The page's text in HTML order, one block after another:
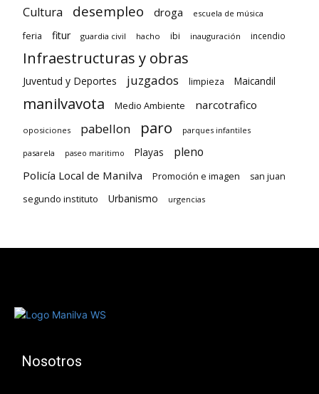
Cultura desempleo droga escuela de música
feria fitur guardia civil hacho ibi inauguración incendio
Infraestructuras y obras
Juventud y Deportes juzgados limpieza Maicandil
manilvavota Medio Ambiente narcotrafico
oposiciones pabellon paro parques infantiles
pasarela paseo maritimo Playas pleno
Policía Local de Manilva Promoción e imagen san juan
segundo instituto Urbanismo urgencias
Nosotros